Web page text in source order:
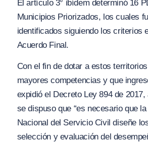
El artículo 3° ibídem determinó 16
Municipios Priorizados, los cuales
identificados siguiendo los criterios
Acuerdo Final.
Con el fin de dotar a estos
mayores competencias y que
expidió el Decreto Ley 894 de
se dispuso que “es necesario que
Nacional del Servicio Civil diseñe
selección y evaluación del